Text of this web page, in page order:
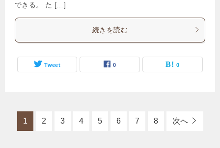
できる。 た […]
続きを読む
Tweet 0 0
1 2 3 4 5 6 7 8 次へ